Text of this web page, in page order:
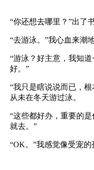
“你还想去哪里？”出了
“去游泳。”我心血来潮地
“游泳？好主意，我知
好。”
“我只是瞎说说而已，
从未在冬天游过泳。
“这些都好办，重要的
就去。”
“OK。”我感觉像受宠的